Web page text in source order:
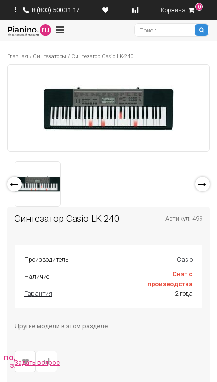
8 (800) 500 31 17 Корзина 0
Pianino
Главная / Синтезаторы / Синтезатор Casio LK-240
Синтезатор Casio LK-240 Артикул: 499
Производитель Casio
Наличие
Снят с
производства
Гарантия
2 года
Другие модели в этом разделе
ПОДОБРАТЬ
ЗАМЕНУ
Задать вопрос